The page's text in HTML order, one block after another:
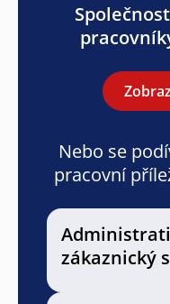
Nebo se
pracovní
zákaznický